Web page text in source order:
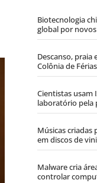
Biotecnologia
global por
Descanso, praia
Colônia de
Cientistas usam
laboratório pela
Músicas criadas
em discos de
Malware cria
controlar